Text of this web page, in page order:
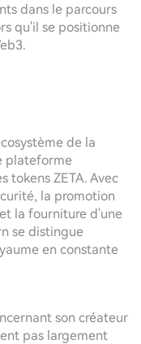
dans le parcours
qu'il se positionne
de la
plateforme
tokens ZETA. Avec
la promotion
la fourniture d'une
se distingue
en constante
son créateur
pas largement